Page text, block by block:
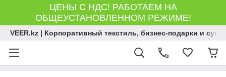
ЦЕНЫ С НДС! РАБОТАЕМ НА
ОБЩЕУСТАНОВЛЕННОМ РЕЖИМЕ!
VEER.kz | Корпоративный текстиль, бизнес-подарки и